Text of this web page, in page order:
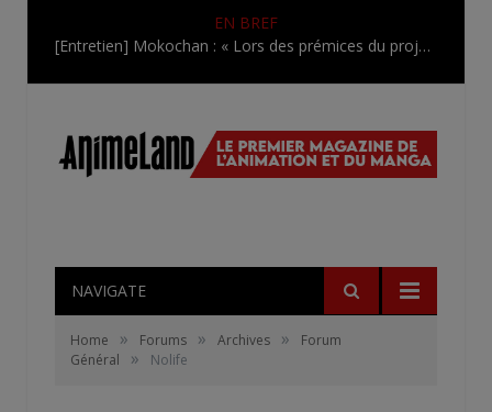
EN BREF
[Entretien] Mokochan : « Lors des prémices du projet, il était déjà demandé de suivre au mieux le manga originel.»
NAVIGATE
Home » Forums » Archives »
Forum
Général
» Nolife